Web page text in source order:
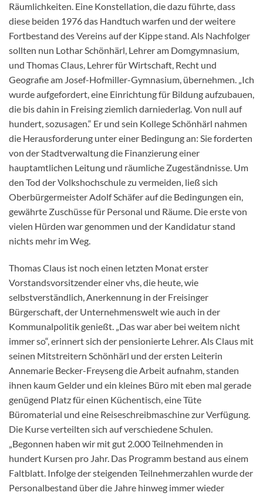
Räumlichkeiten. Eine Konstellation, die dazu führte, dass
diese beiden 1976 das Handtuch warfen und der weitere
Fortbestand des Vereins auf der Kippe stand. Als Nachfolger
sollten nun Lothar Schönhärl, Lehrer am Domgymnasium,
und Thomas Claus, Lehrer für Wirtschaft, Recht und
Geografie am Josef-Hofmiller-Gymnasium, übernehmen. „Ich
wurde aufgefordert, eine Einrichtung für Bildung aufzubauen,
die bis dahin in Freising ziemlich darniederlag. Von null auf
hundert, sozusagen.“ Er und sein Kollege Schönhärl nahmen
die Herausforderung unter einer Bedingung an: Sie forderten
von der Stadtverwaltung die Finanzierung einer
hauptamtlichen Leitung und räumliche Zugeständnisse. Um
den Tod der Volkshochschule zu vermeiden, ließ sich
Oberbürgermeister Adolf Schäfer auf die Bedingungen ein,
gewährte Zuschüsse für Personal und Räume. Die erste von
vielen Hürden war genommen und der Kandidatur stand
nichts mehr im Weg.
Thomas Claus ist noch einen letzten Monat erster
Vorstandsvorsitzender einer vhs, die heute, wie
selbstverständlich, Anerkennung in der Freisinger
Bürgerschaft, der Unternehmenswelt wie auch in der
Kommunalpolitik genießt. „Das war aber bei weitem nicht
immer so“, erinnert sich der pensionierte Lehrer. Als Claus mit
seinen Mitstreitern Schönhärl und der ersten Leiterin
Annemarie Becker-Freyseng die Arbeit aufnahm, standen
ihnen kaum Gelder und ein kleines Büro mit eben mal gerade
genügend Platz für einen Küchentisch, eine Tüte
Büromaterial und eine Reiseschreibmaschine zur Verfügung.
Die Kurse verteilten sich auf verschiedene Schulen.
„Begonnen haben wir mit gut 2.000 Teilnehmenden in
hundert Kursen pro Jahr. Das Programm bestand aus einem
Faltblatt. Infolge der steigenden Teilnehmerzahlen wurde der
Personalbestand über die Jahre hinweg immer wieder